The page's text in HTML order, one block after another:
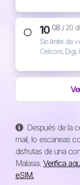
10 GB /20
Sin límite de
Celcom, Digi,
Después de la
mail, lo escaneas
disfrutas de una
Malasia. Verifica
eSIM.